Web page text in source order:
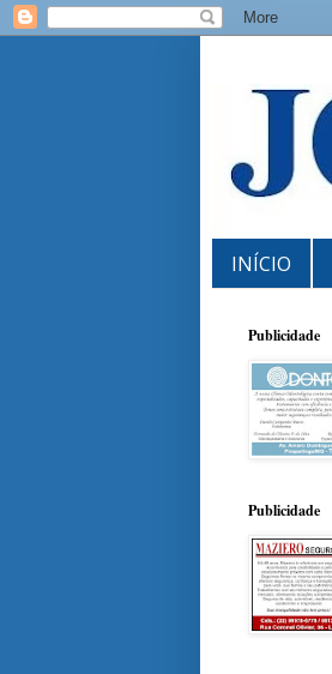
INÍCIO
Publicidade
Publicidade